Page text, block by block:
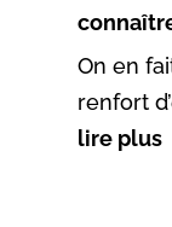
On en
renfort
lire plus